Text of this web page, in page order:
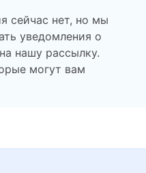
сейчас нет, но мы
уведомления о
нашу рассылку.
могут вам